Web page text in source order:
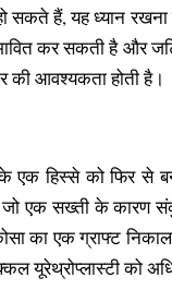
सकते हैं, यह ध्यान
कर सकती है और
की आवश्यकता होती है।
के एक हिस्से को फिर
एक सख्ती के कारण
का एक ग्राफ्ट
यूरेथ्रोप्लास्टी को